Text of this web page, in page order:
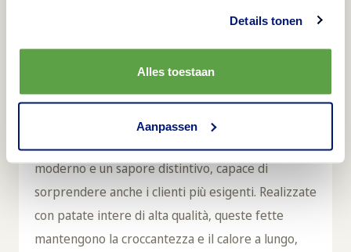
Details tonen
Alles toestaan
Aanpassen
I contorni sono i veri eroi silenziosi di ogni menu:
completano il piatto, migliorano l’esperienza a
tavola e aumentano il valore percepito. Le Deep
Crinkle Slices di Aviko portano tutto questo a un
livello superiore. Il loro taglio ondulato profondo
e il leggero aroma di paprika regalano un aspetto
moderno e un sapore distintivo, capace di
sorprendere anche i clienti più esigenti. Realizzate
con patate intere di alta qualità, queste fette
mantengono la croccantezza e il calore a lungo,